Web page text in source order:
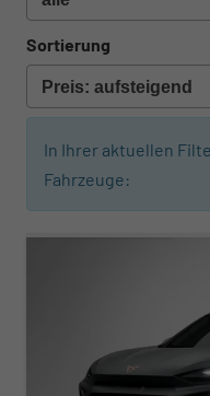
Sortierung
In Ihrer aktuellen
Fahrzeuge:
ab 620,– € mtl.